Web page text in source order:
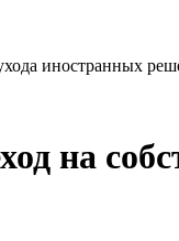
иностранных
на